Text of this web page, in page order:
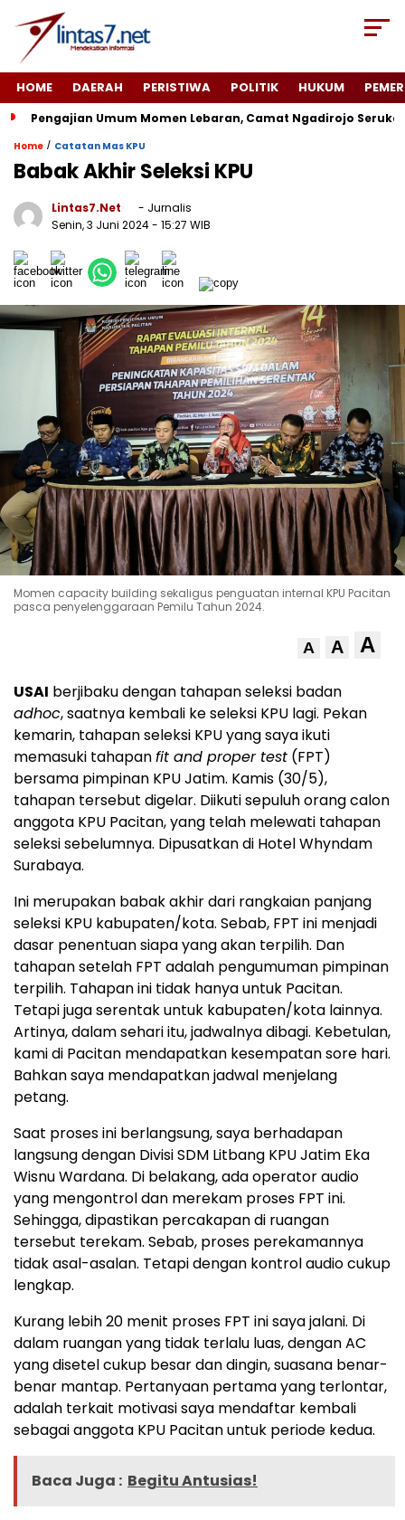
HOME DAERAH PERISTIWA POLITIK HUKUM
Pengajian Umum Momen Lebaran, Camat Ngadirojo
Home / Catatan Mas KPU
Babak Akhir Seleksi KPU
Lintas7.net
- Jurnalis
Senin, 3 Juni 2024- 15:27 WIB
Momen capacity building sekaligus penguatan internal KPU Pacitan
pasca penyelenggaraan Pemilu Tahun 2024.
A A A
USAI berjibaku dengan tahapan seleksi badan
adhoc, saatnya kembali ke seleksi KPU lagi. Pekan
kemarin, tahapan seleksi KPU yang saya ikuti
memasuki tahapanfit and proper test (FPT)
bersama pimpinan KPU Jatim. Kamis (30/5),
tahapan tersebut digelar. Diikuti sepuluh orang calon
anggota KPU Pacitan, yang telah melewati tahapan
seleksi sebelumnya. Dipusatkan di Hotel Whyndam
Surabaya.
Ini merupakan babak akhir dari rangkaian panjang
seleksi KPU kabupaten/kota. Sebab, FPT ini menjadi
dasar penentuan siapa yang akan terpilih. Dan
tahapan setelah FPT adalah pengumuman pimpinan
terpilih. Tahapan ini tidak hanya untuk Pacitan.
Tetapi juga serentak untuk kabupaten/kota lainnya.
Artinya, dalam sehari itu, jadwalnya dibagi. Kebetulan,
kami di Pacitan mendapatkan kesempatan sore hari.
Bahkan saya mendapatkan jadwal menjelang
petang.
Saat proses ini berlangsung, saya berhadapan
langsung dengan Divisi SDM Litbang KPU Jatim Eka
Wisnu Wardana. Di belakang, ada operator audio
yang mengontrol dan merekam proses FPT ini.
Sehingga, dipastikan percakapan di ruangan
tersebut terekam. Sebab, proses perekamannya
tidak asal-asalan. Tetapi dengan kontrol audio cukup
lengkap.
Kurang lebih 20 menit proses FPT ini saya jalani. Di
dalam ruangan yang tidak terlalu luas, dengan AC
yang disetel cukup besar dan dingin, suasana benar-
benar mantap. Pertanyaan pertama yang terlontar,
adalah terkait motivasi saya mendaftar kembali
sebagai anggota KPU Pacitan untuk periode kedua.
Baca Juga : Begitu Antusias!